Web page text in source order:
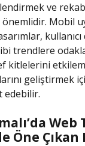
ve
önemlidir. Mobil
trendlere
kitlelerini
geliştirmek
edebilir.
Web
Öne